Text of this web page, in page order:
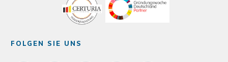
FOLGEN SIE UNS